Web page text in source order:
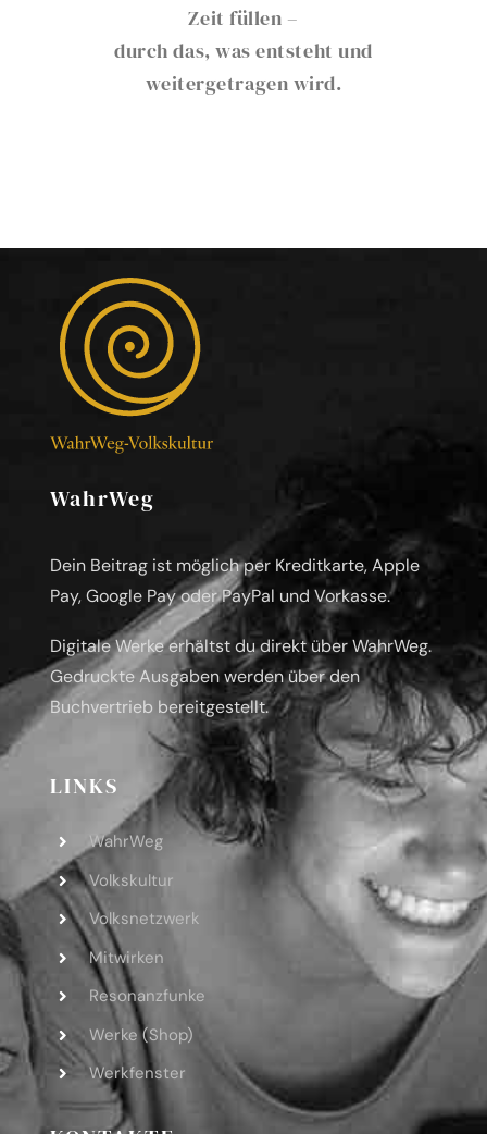
Zeit füllen –
durch das, was entsteht und
weitergetragen wird.
WahrWeg
Dein Beitrag ist möglich per Kreditkarte, Apple
Pay, Google Pay oder PayPal und Vorkasse.
Digitale Werke erhältst du direkt über WahrWeg.
Gedruckte Ausgaben werden über den
Buchvertrieb bereitgestellt.
LINKS
WahrWeg
Volkskultur
Volksnetzwerk
Mitwirken
Resonanzfunke
Werke (Shop)
Werkfenster